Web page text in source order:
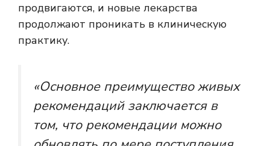
продвигаются, и новые лекарства
продолжают проникать в клиническую
практику.
«Основное преимущество живых
рекомендаций заключается в
том, что рекомендации можно